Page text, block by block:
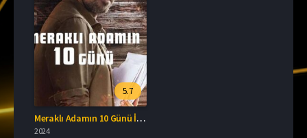
5.7
Meraklı Adamın 10 Günü İzle
2024